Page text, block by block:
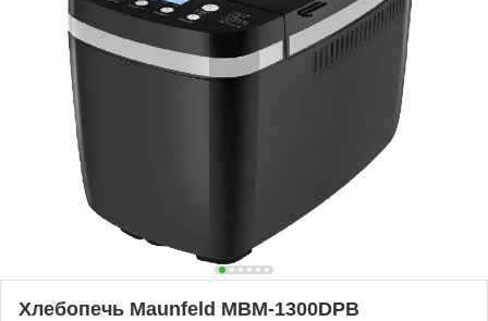
Хлебопечь Maunfeld MBM-1300DPB